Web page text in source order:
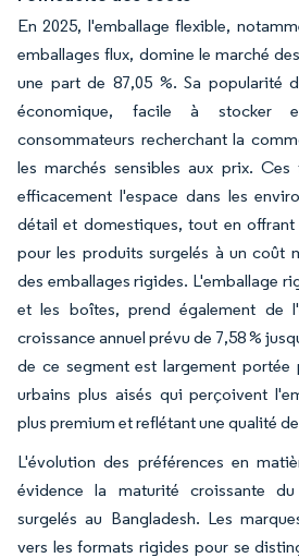
En 2025, l'emballage flexible,
emballages flux, domine le marché
une part de 87,05 %. Sa popularité
économique, facile à stocker
consommateurs recherchant la
les marchés sensibles aux prix.
efficacement l'espace dans les
détail et domestiques, tout en
pour les produits surgelés à un coût
des emballages rigides. L'emballage
et les boîtes, prend également de
croissance annuel prévu de 7,58 %
de ce segment est largement portée
urbains plus aisés qui perçoivent
plus premium et reflétant une qualité
L'évolution des préférences en
évidence la maturité croissante
surgelés au Bangladesh. Les
vers les formats rigides pour se